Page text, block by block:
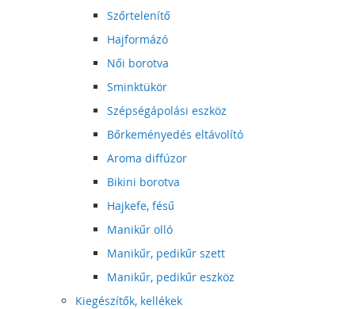
Szőrtelenítő
Hajformázó
Női borotva
Sminktükör
Szépségápolási eszköz
Bőrkeményedés eltávolító
Aroma diffúzor
Bikini borotva
Hajkefe, fésű
Manikűr olló
Manikűr, pedikűr szett
Manikűr, pedikűr eszköz
Kiegészítők, kellékek